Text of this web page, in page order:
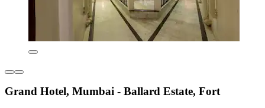
Grand Hotel, Mumbai - Ballard Estate, Fort